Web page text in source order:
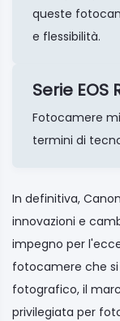
queste
e flessibilità.
Serie EOS
Fotocamere
termini di
In definitiva,
innovazioni e
impegno per
fotocamere che
fotografico, il
privilegiata per